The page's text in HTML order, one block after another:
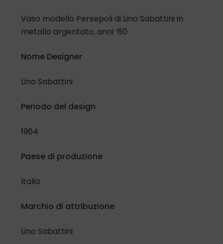
di protezione dati personali
Ho letto e compreso
Inoltre, riguardo al trattamento dei miei dati per attività di
modalità automatizzate di contatto.
Vaso modello Persepoli di Lino Sabattini in
metallo argentato, anni ’60
Nome Designer
Lino Sabattini
Periodo del design
1964
Paese di produzione
Italia
Marchio di attribuzione
Lino Sabattini